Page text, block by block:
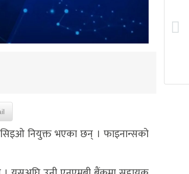
सिइओ नियुक्त भएका छन् । फाइनान्सको